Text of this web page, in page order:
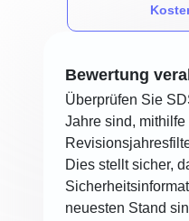
Bewertung
Überprüfen Sie
Jahre sind, mithilfe
Dies stellt sicher,
neuesten Stand